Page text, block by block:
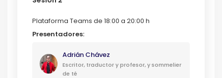
Plataforma Teams de 18:00 a 20:00 h
Presentadores:
Adrián Chávez
Escritor, traductor y profesor, y sommelier
de té